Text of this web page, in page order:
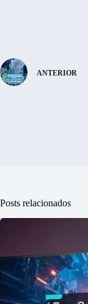
ANTERIOR
Posts relacionados